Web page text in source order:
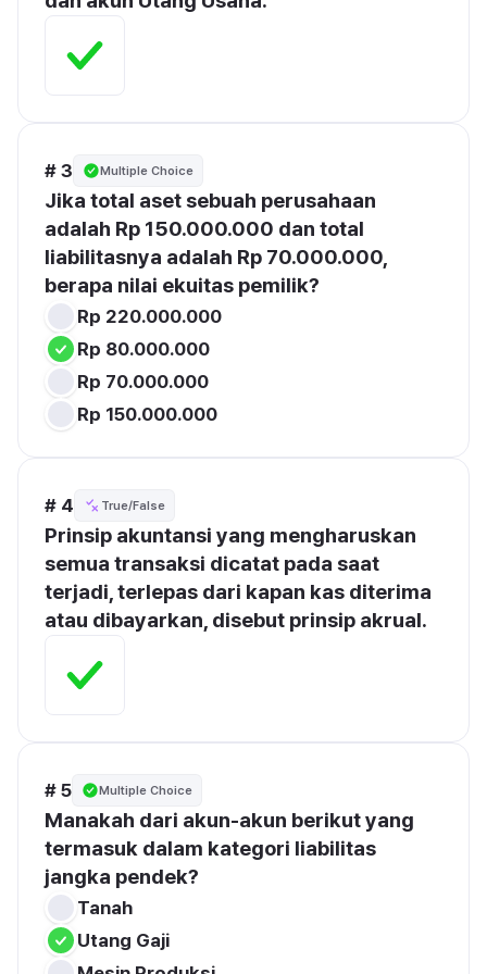
# 3 Multiple Choice
Jika total aset sebuah perusahaan
adalah Rp 150.000.000 dan total
liabilitasnya adalah Rp 70.000.000,
berapa nilai ekuitas pemilik?
Rp 220.000.000
Rp 80.000.000
Rp 70.000.000
Rp 150.000.000
# 4 True/False
Prinsip akuntansi yang mengharuskan
semua transaksi dicatat pada saat
terjadi, terlepas dari kapan kas diterima
atau dibayarkan, disebut prinsip akrual.
# 5 Multiple Choice
Manakah dari akun-akun berikut yang
termasuk dalam kategori liabilitas
jangka pendek?
Tanah
Utang Gaji